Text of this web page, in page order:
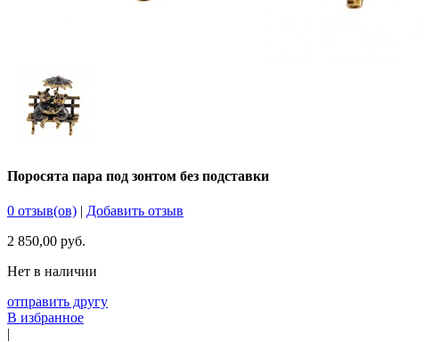
Поросята пара под зонтом без подставки
0 отзыв(ов) | Добавить отзыв
2 850,00 руб.
Нет в наличии
отправить другу
В избранное
|